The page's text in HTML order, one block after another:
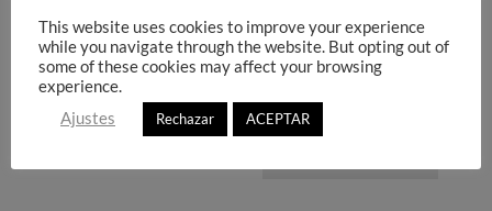
877,85€
Señalización de Peligro
Luminosa (Led) para
Carreteras
(Entrada Prohibida –
ML-PLED)
877,85 €
Luminosas (Led)
This website uses cookies to improve your experience
while you navigate through the website. But opting out of
some of these cookies may affect your browsing
experience.
Ajustes
Rechazar ACEPTAR